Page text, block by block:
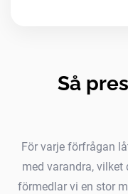
Så
För varje förfrågan
med varandra, vilket
förmedlar vi en stor